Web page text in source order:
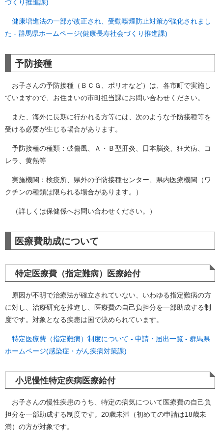
づくり推進課)
健康増進法の一部が改正され、受動喫煙防止対策が強化されまし
た - 群馬県ホームページ(健康長寿社会づくり推進課)
予防接種
お子さんの予防接種（ＢＣＧ、ポリオなど）は、各市町で実施し
ていますので、お住まいの市町担当課にお問い合わせください。
また、海外に長期に行かれる方等には、次のような予防接種等を
受ける必要が生じる場合があります。
予防接種の種類：破傷風、Ａ・Ｂ型肝炎、日本脳炎、狂犬病、コ
レラ、黄熱等
実施機関：検疫所、県外の予防接種センター、県内医療機関（ワ
クチンの種類は限られる場合があります。）
（詳しくは保健係へお問い合わせください。）
医療費助成について
特定医療費（指定難病）医療給付
原因が不明で治療法が確立されていない、いわゆる指定難病の方
に対し、治療研究を推進し、医療費の自己負担分を一部助成する制
度です。対象となる疾患は国で決められています。
特定医療費（指定難病）制度について - 申請・届出一覧 - 群馬県
ホームページ(感染症・がん疾病対策課)
小児慢性特定疾病医療給付
お子さんの慢性疾患のうち、特定の病気について医療費の自己負
担分を一部助成する制度です。20歳未満（初めての申請は18歳未
満）の方が対象です。